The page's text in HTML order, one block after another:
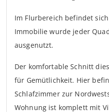
Im Flurbereich befindet
Immobilie wurde jeder
ausgenutzt.
Der komfortable Schnitt
für Gemütlichkeit. Hier
Schlafzimmer zur
Wohnung ist komplett mit